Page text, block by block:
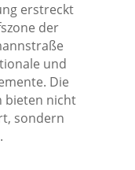
erstreckt
der
und
Die
bieten nicht
sondern